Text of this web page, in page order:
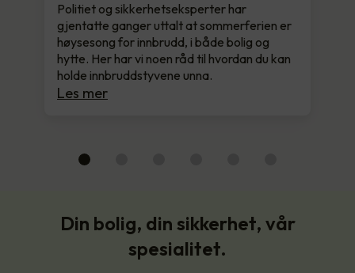
Politiet og sikkerhetseksperter har
gjentatte ganger uttalt at sommerferien er
høysesong for innbrudd, i både bolig og
hytte. Her har vi noen råd til hvordan du kan
holde innbruddstyvene unna.
Les mer
Din bolig, din sikkerhet, vår
spesialitet.